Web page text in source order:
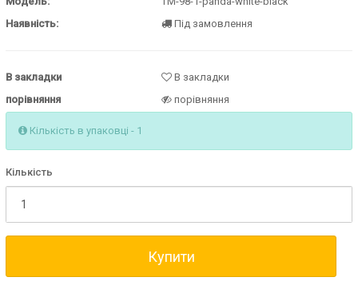
Наявність:
Під замовлення
В закладки
В закладки
порівняння
порівняння
Кількість в упаковці - 1
Кількість
Купити